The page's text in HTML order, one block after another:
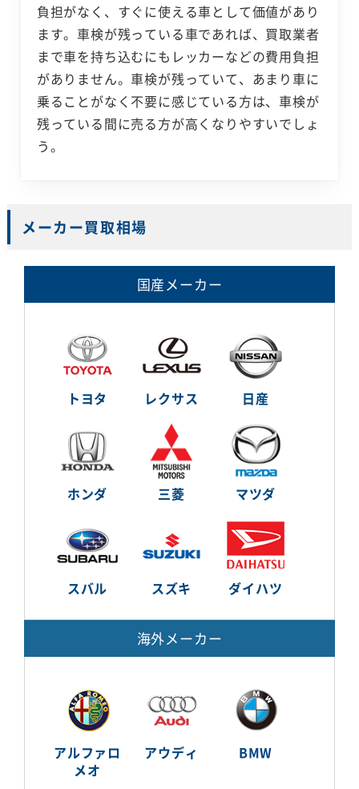
負担がなく、すぐに使える車として価値があり
ます。車検が残っている車であれば、買取業者
まで車を持ち込むにもレッカーなどの費用負担
がありません。車検が残っていて、あまり車に
乗ることがなく不要に感じている方は、車検が
残っている間に売る方が高くなりやすいでしょ
う。
メーカー買取相場
国産メーカー
トヨタ レクサス 日産
ホンダ 三菱 マツダ
スバル スズキ ダイハツ
海外メーカー
アルファロ
メオ
アウディ BMW